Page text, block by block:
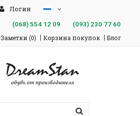
Логин
(068)554 12 09 (093)230 77 60
Заметки (0) Корзина покупок Блог